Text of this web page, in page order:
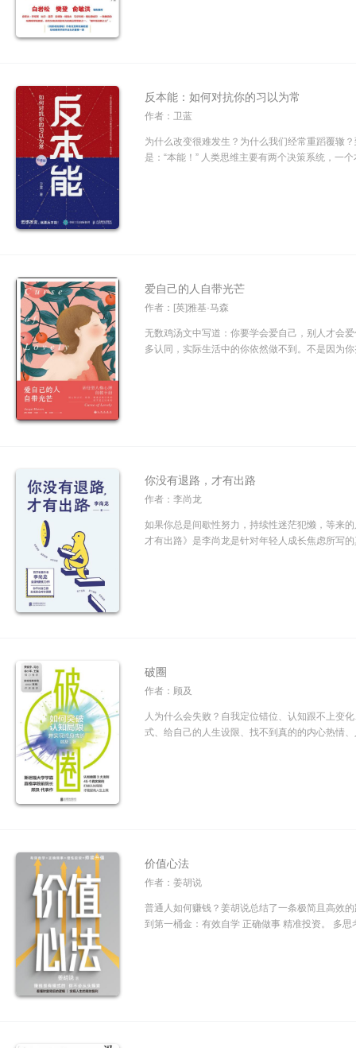
反本能：如何对抗你的习以为常
作者：卫蓝
为什么改变很难发生？为什么我们经常重蹈覆辙
是：“本能！” 人类思维主要有两个决策系统，一
爱自己的人自带光芒
作者：[英]雅基·马森
无数鸡汤文中写道：你要学会爱自己，别人才会
多认同，实际生活中的你依然做不到。不是因为
你没有退路，才有出路
作者：李尚龙
如果你总是间歇性努力，持续性迷茫犯懒，等来
才有出路》是李尚龙是针对年轻人成长焦虑所写
破圈
作者：顾及
人为什么会失败？自我定位错位、认知跟不上变
式、给自己的人生设限、找不到真的的内心热情
价值心法
作者：姜胡说
普通人如何赚钱？姜胡说总结了一条极简且高效
到第一桶金：有效自学 正确做事 精准投资。 多